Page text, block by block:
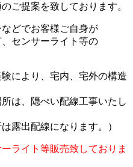
ご提案を致しております。
どでお客様ご自身が
センサーライト等の
により、宅内、宅外の構造
は、隠ぺい配線工事いたし
露出配線になります。）
ライト等販売致しておりま